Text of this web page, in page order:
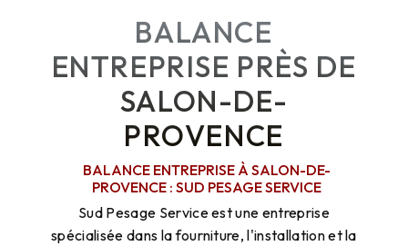
BALANCE
ENTREPRISE PRÈS DE
SALON-DE-
PROVENCE
BALANCE ENTREPRISE À SALON-DE-
PROVENCE : SUD PESAGE SERVICE
Sud Pesage Service est une entreprise
spécialisée dans la fourniture, l'installation et la